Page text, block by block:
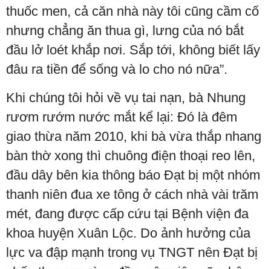
thuốc men, cả căn nhà này tôi cũng cầm cố
nhưng chẳng ăn thua gì, lưng của nó bắt
đầu lở loét khắp nơi. Sắp tới, không biết lấy
đâu ra tiền để sống và lo cho nó nữa”.
Khi chúng tôi hỏi về vụ tai nạn, bà Nhung
rươm rướm nước mắt kể lại: Đó là đêm
giao thừa năm 2010, khi bà vừa thắp nhang
bàn thờ xong thì chuông điện thoại reo lên,
đầu dây bên kia thông báo Đạt bị một nhóm
thanh niên đua xe tông ở cách nhà vài trăm
mét, đang được cấp cứu tại Bệnh viện đa
khoa huyện Xuân Lộc. Do ảnh hưởng của
lực va đập mạnh trong vụ TNGT nên Đạt bị